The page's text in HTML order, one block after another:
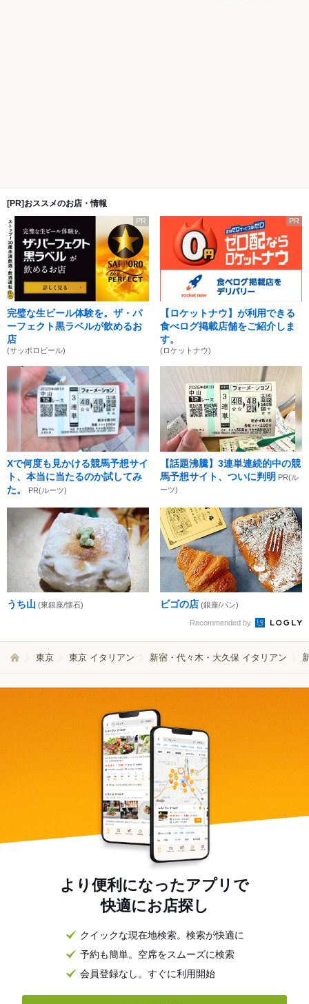
[PR]おススメのお店・情報
PR
完璧な生ビール体験を。ザ・パ
ーフェクト黒ラベルが飲めるお
店
(サッポロビール)
PR
【ロケットナウ】が利用できる
食べログ掲載店舗をご紹介しま
す。
(ロケットナウ)
Xで何度も見かける競馬予想サイ
ト、本当に当たるのか試してみ
た。
PR(ルーツ)
【話題沸騰】3連単連続的中の競
馬予想サイト、ついに判明 PR(ル
ーツ)
うち山 (東銀座/懐石) ビゴの店 (銀座/パン)
Recommended by
東京 東京 イタリアン 新宿・代々木・大久保 イタリアン
より便利になったアプリで
快適にお店探し
クイックな現在地検索。検索が快適に
予約も簡単。空席をスムーズに検索
会員登録なし。すぐに利用開始